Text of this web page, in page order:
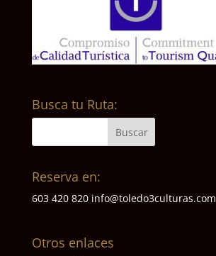
Busca tu Ruta:
Reserva en:
603 420 820 info@toledo3culturas.com
Otros enlaces